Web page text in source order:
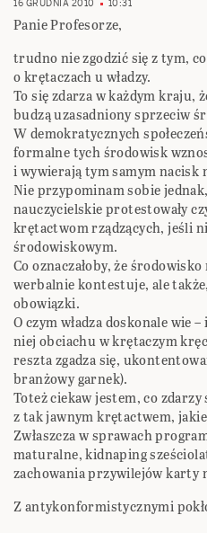
16 GRUDNIA 2010 10:31
Panie Profesorze,
trudno nie zgodzić się z tym,
o krętaczach u władzy.
To się zdarza w każdym kraju,
budzą uzasadniony sprzeciw
W demokratycznych
formalne tych środowisk
i wywierają tym samym nacisk
Nie przypominam sobie
nauczycielskie protestowały
krętactwom rządzących, jeśli
środowiskowym.
Co oznaczałoby, że
werbalnie kontestuje, ale
obowiązki.
O czym władza doskonale wie
niej obciachu w krętaczym
reszta zgadza się,
branżowy garnek).
Toteż ciekaw jestem, co
z tak jawnym krętactwem,
Zwłaszcza w sprawach
maturalne, kidnaping
zachowania przywilejów karty
Z antykonformistycznymi